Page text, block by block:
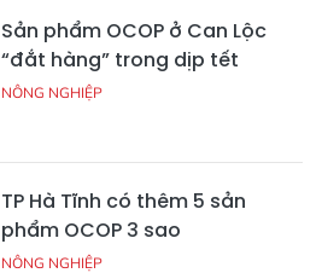
Sản phẩm OCOP ở Can Lộc
“đắt hàng” trong dịp tết
NÔNG NGHIỆP
TP Hà Tĩnh có thêm 5 sản
phẩm OCOP 3 sao
NÔNG NGHIỆP